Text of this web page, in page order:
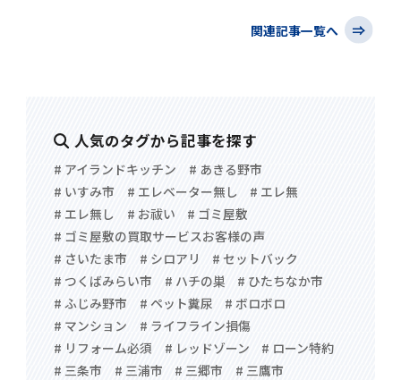
関連記事一覧へ
人気のタグから記事を探す
# アイランドキッチン
# あきる野市
# いすみ市
# エレベーター無し
# エレ無
# エレ無し
# お祓い
# ゴミ屋敷
# ゴミ屋敷の買取サービスお客様の声
# さいたま市
# シロアリ
# セットバック
# つくばみらい市
# ハチの巣
# ひたちなか市
# ふじみ野市
# ペット糞尿
# ボロボロ
# マンション
# ライフライン損傷
# リフォーム必須
# レッドゾーン
# ローン特約
# 三条市
# 三浦市 # 三郷市
# 三鷹市